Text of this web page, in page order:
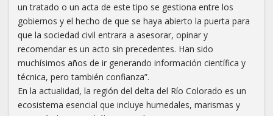
un tratado o un acta de este tipo se gestiona entre los
gobiernos y el hecho de que se haya abierto la puerta para
que la sociedad civil entrara a asesorar, opinar y
recomendar es un acto sin precedentes. Han sido
muchísimos años de ir generando información científica y
técnica, pero también confianza”.
En la actualidad, la región del delta del Río Colorado es un
ecosistema esencial que incluye humedales, marismas y